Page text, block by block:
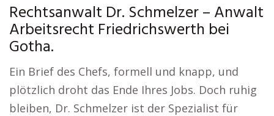
Rechtsanwalt Dr. Schmelzer – Anwalt
Arbeitsrecht Friedrichswerth bei
Gotha.
Ein Brief des Chefs, formell und knapp, und
plötzlich droht das Ende Ihres Jobs. Doch ruhig
bleiben, Dr. Schmelzer ist der Spezialist für